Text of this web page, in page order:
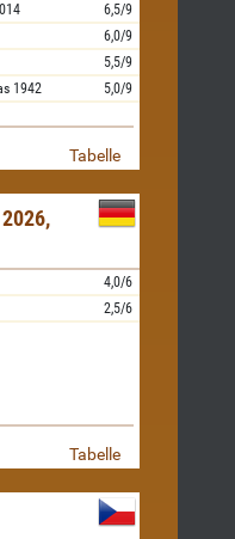
6,5/9
6,0/9
5,5/9
1942 5,0/9
Tabelle
2026,
4,0/6
2,5/6
Tabelle